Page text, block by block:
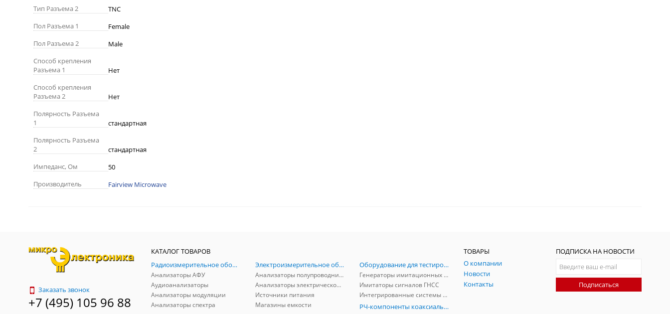
Тип Разъема 2
TNC
Пол Разъема 1
Female
Пол Разъема 2
Male
Способ крепления
Разъема 1
Нет
Способ крепления
Разъема 2
Нет
Полярность Разъема
1
стандартная
Полярность Разъема
2
стандартная
Импеданс, Ом
50
Производитель
Fairview Microwave
Заказать звонок
+7 (495) 105 96 88
КАТАЛОГ ТОВАРОВ
Радиоизмерительное оборудование
Анализаторы АФУ
Аудиоанализаторы
Анализаторы модуляции
Анализаторы спектра
Электроизмерительное оборудование
Анализаторы полупроводников
Анализаторы электрической мощности
Источники питания
Магазины емкости
Оборудование для тестирования и симуляции ГНСС
Генераторы имитационных и заградительных помех
Имитаторы сигналов ГНСС
Интегрированные системы защиты от ГНСС-помех
РЧ-компоненты коаксиальные
ТОВАРЫ
О компании
Новости
Контакты
ПОДПИСКА НА НОВОСТИ
Подписаться